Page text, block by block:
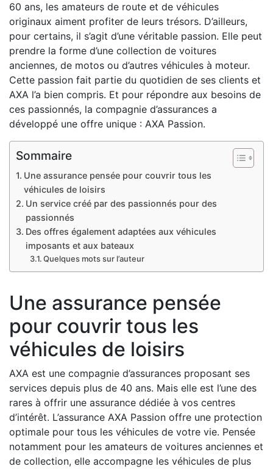
60 ans, les amateurs de route et de véhicules
originaux aiment profiter de leurs trésors. D’ailleurs,
pour certains, il s’agit d’une véritable passion. Elle peut
prendre la forme d’une collection de voitures
anciennes, de motos ou d’autres véhicules à moteur.
Cette passion fait partie du quotidien de ses clients et
AXA l’a bien compris. Et pour répondre aux besoins de
ces passionnés, la compagnie d’assurances a
développé une offre unique : AXA Passion.
Sommaire
Une assurance pensée pour couvrir tous les
véhicules de loisirs
Un service créé par des passionnés pour des
passionnés
Des offres également adaptées aux véhicules
imposants et aux bateaux
Quelques mots sur l’auteur
Une assurance pensée
pour couvrir tous les
véhicules de loisirs
AXA est une compagnie d’assurances proposant ses
services depuis plus de 40 ans. Mais elle est l’une des
rares à offrir une assurance dédiée à vos centres
d’intérêt. L’assurance AXA Passion offre une protection
optimale pour tous les véhicules de votre vie. Pensée
notamment pour les amateurs de voitures anciennes et
de collection, elle accompagne les véhicules de plus